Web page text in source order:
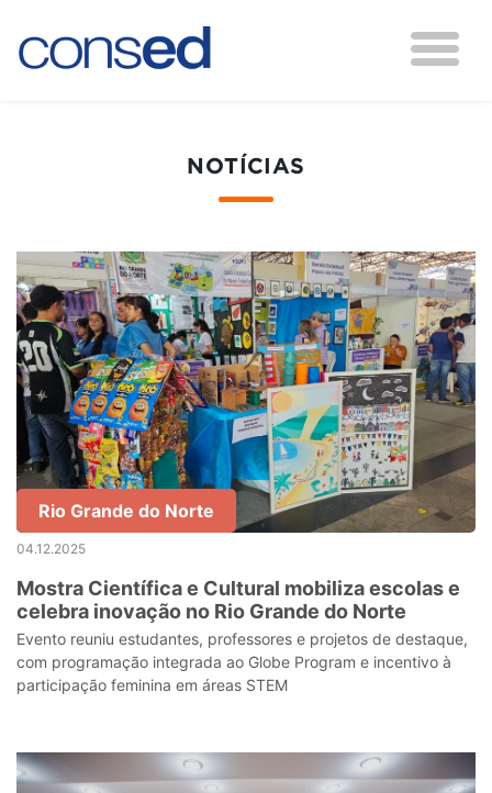
NOTÍCIAS
Rio Grande do Norte
04.12.2025
Mostra Científica e Cultural mobiliza escolas e
celebra inovação no Rio Grande do Norte
Evento reuniu estudantes, professores e projetos de destaque,
com programação integrada ao Globe Program e incentivo à
participação feminina em áreas STEM